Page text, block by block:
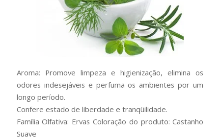
Aroma: Promove limpeza e higienização, elimina os
odores indesejáveis e perfuma os ambientes por um
longo período.
Confere estado de liberdade e tranqüilidade.
Família Olfativa: Ervas Coloração do produto: Castanho
Suave